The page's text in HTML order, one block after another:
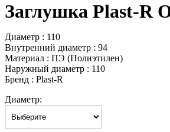
Заглушка Plast-R
Диаметр : 110
Внутренний диаметр : 94
Материал : ПЭ (Полиэтилен)
Наружный диаметр : 110
Бренд : Plast-R
Диаметр: